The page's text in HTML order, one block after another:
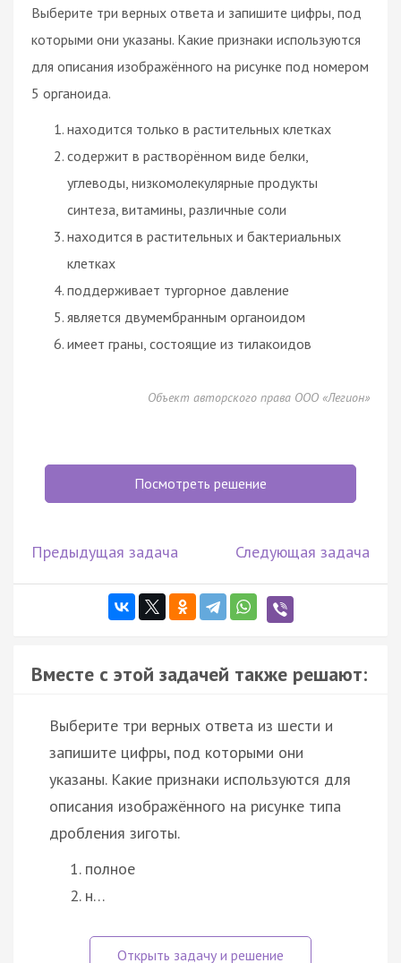
Выберите три верных ответа и запишите цифры, под
которыми они указаны. Какие признаки используются
для описания изображённого на рисунке под номером
5 органоида.
находится только в растительных клетках
содержит в растворённом виде белки,
углеводы, низкомолекулярные продукты
синтеза, витамины, различные соли
находится в растительных и бактериальных
клетках
поддерживает тургорное давление
является двумембранным органоидом
имеет граны, состоящие из тилакоидов
Объект авторского права ООО «Легион»
Посмотреть решение
Предыдущая задача Следующая задача
Вместе с этой задачей также решают:
Выберите три верных ответа из шести и
запишите цифры, под которыми они
указаны. Какие признаки используются для
описания изображённого на рисунке типа
дробления зиготы.
полное
н…